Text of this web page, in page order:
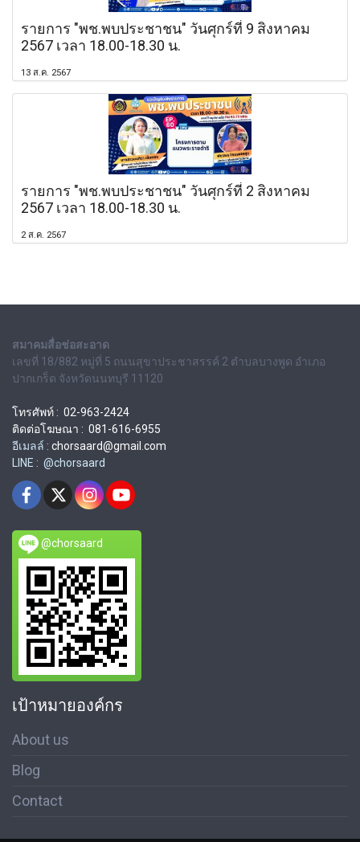
รายการ "พช.พบประชาชน" วันศุกร์ที่ 9 สิงหาคม
2567 เวลา 18.00-18.30 น.
13 ส.ค. 2567
รายการ "พช.พบประชาชน" วันศุกร์ที่ 2 สิงหาคม
2567 เวลา 18.00-18.30 น.
2 ส.ค. 2567
สมาคมสื่อช่อสะอาด
เลขที่ 18/882 หมู่ที่ 5 ถนนสุขาประชาสรรค์ 2 ตำบลบางพูด อำเภอ
ปากเกร็ด จังหวัดนนทบุรี 11120
โทรศัพท์ : 02-963-2424
ติดต่อโฆษณา : 081-616-6955
อีเมลล์ : chorsaard@gmail.com
LINE : @chorsaard
@chorsaard
เป้าหมายองค์กร
About us
Blog
Contact